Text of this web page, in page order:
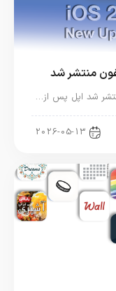
2026-05-13